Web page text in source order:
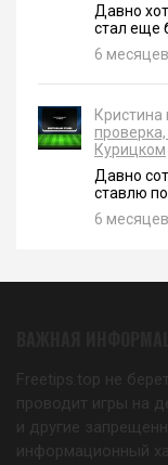
Давно
стал еще
6
Кристина
Курицком
Давно
ставлю по
6
Freetips.top не
проводит игры на
и другие
информационный